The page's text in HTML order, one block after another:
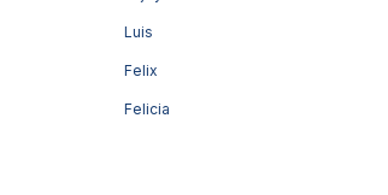
Luis
Felix
Felicia